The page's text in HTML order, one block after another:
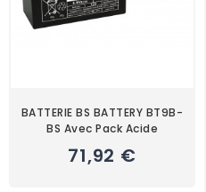
BATTERIE BS BATTERY BT9B-
BS Avec Pack Acide
71,92 €